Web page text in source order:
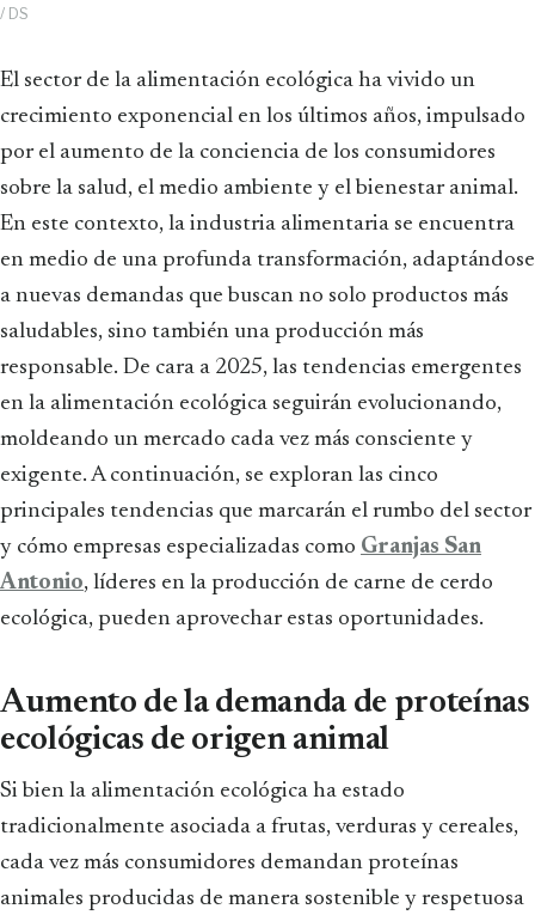
/ DS
El sector de la alimentación ecológica ha vivido un
crecimiento exponencial en los últimos años, impulsado
por el aumento de la conciencia de los consumidores
sobre la salud, el medio ambiente y el bienestar animal.
En este contexto, la industria alimentaria se encuentra
en medio de una profunda transformación, adaptándose
a nuevas demandas que buscan no solo productos más
saludables, sino también una producción más
responsable. De cara a 2025, las tendencias emergentes
en la alimentación ecológica seguirán evolucionando,
moldeando un mercado cada vez más consciente y
exigente. A continuación, se exploran las cinco
principales tendencias que marcarán el rumbo del sector
y cómo empresas especializadas como Granjas San
Antonio, líderes en la producción de carne de cerdo
ecológica, pueden aprovechar estas oportunidades.
Aumento de la demanda de proteínas
ecológicas de origen animal
Si bien la alimentación ecológica ha estado
tradicionalmente asociada a frutas, verduras y cereales,
cada vez más consumidores demandan proteínas
animales producidas de manera sostenible y respetuosa